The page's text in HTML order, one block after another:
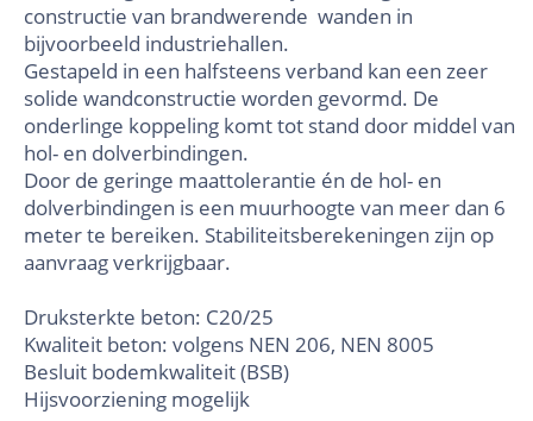
constructie van brandwerende wanden in
bijvoorbeeld industriehallen.
Gestapeld in een halfsteens verband kan een zeer
solide wandconstructie worden gevormd. De
onderlinge koppeling komt tot stand door middel van
hol- en dolverbindingen.
Door de geringe maattolerantie én de hol- en
dolverbindingen is een muurhoogte van meer dan 6
meter te bereiken. Stabiliteitsberekeningen zijn op
aanvraag verkrijgbaar.
Druksterkte beton: C20/25
Kwaliteit beton: volgens NEN 206, NEN 8005
Besluit bodemkwaliteit (BSB)
Hijsvoorziening mogelijk